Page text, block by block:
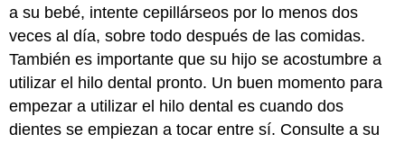
a su bebé, intente cepillárseos por lo menos dos
veces al día, sobre todo después de las comidas.
También es importante que su hijo se acostumbre a
utilizar el hilo dental pronto. Un buen momento para
empezar a utilizar el hilo dental es cuando dos
dientes se empiezan a tocar entre sí. Consulte a su